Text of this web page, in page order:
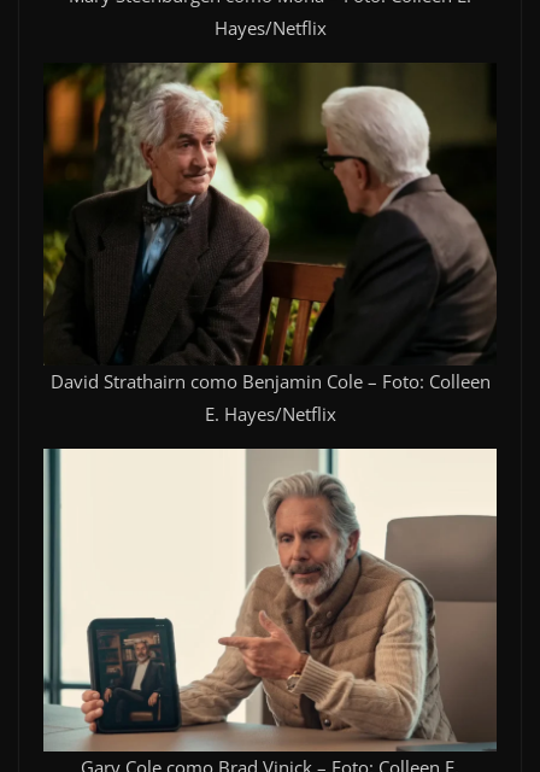
Hayes/Netflix
David Strathairn como Benjamin Cole – Foto: Colleen
E. Hayes/Netflix
Gary Cole como Brad Vinick – Foto: Colleen E.